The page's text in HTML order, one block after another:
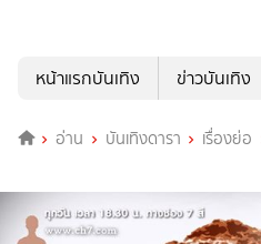
หน้าแรกบันเทิง
ข่าวบันเทิง
อ่าน บันเทิงดารา เรื่องย่อ